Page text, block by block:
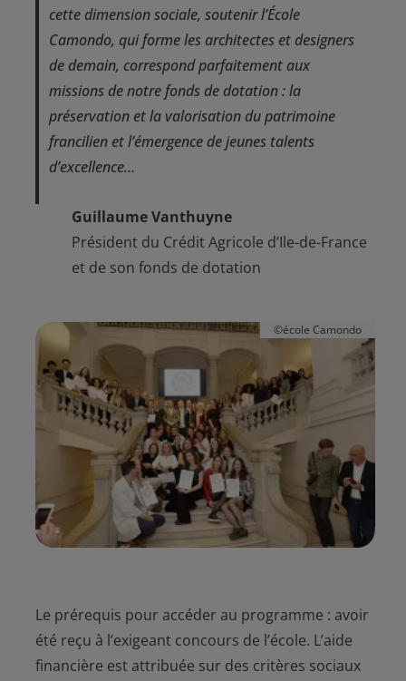
cette dimension sociale, soutenir l’École
Camondo, qui forme les architectes et designers
de demain, correspond parfaitement aux
missions de notre fonds de dotation : la
préservation et la valorisation du patrimoine
francilien et l’émergence de jeunes talents
d’excellence…
Guillaume Vanthuyne
Président du Crédit Agricole d’Ile-de-France
et de son fonds de dotation
©école Camondo
Le prérequis pour accéder au programme : avoir
été reçu à l’exigeant concours de l’école. L’aide
financière est attribuée sur des critères sociaux